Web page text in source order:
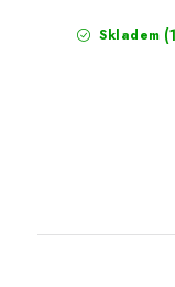
Skladem